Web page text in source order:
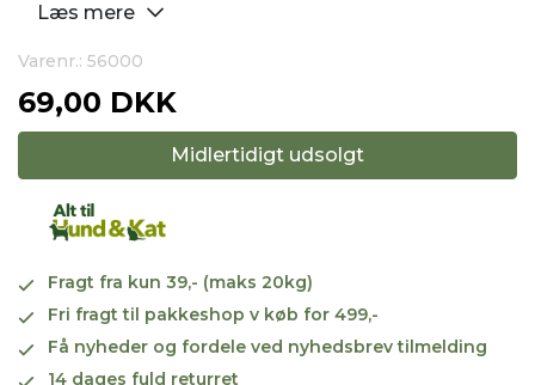
Læs mere
Varenr.: 56000
69,00 DKK
Midlertidigt udsolgt
Fragt fra kun 39,- (maks 20kg)
Fri fragt til pakkeshop v køb for 499,-
Få nyheder og fordele ved nyhedsbrev tilmelding
14 dages fuld returret